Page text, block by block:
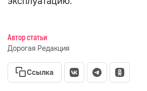
Автор статьи
Дорогая Редакция
Ссылка